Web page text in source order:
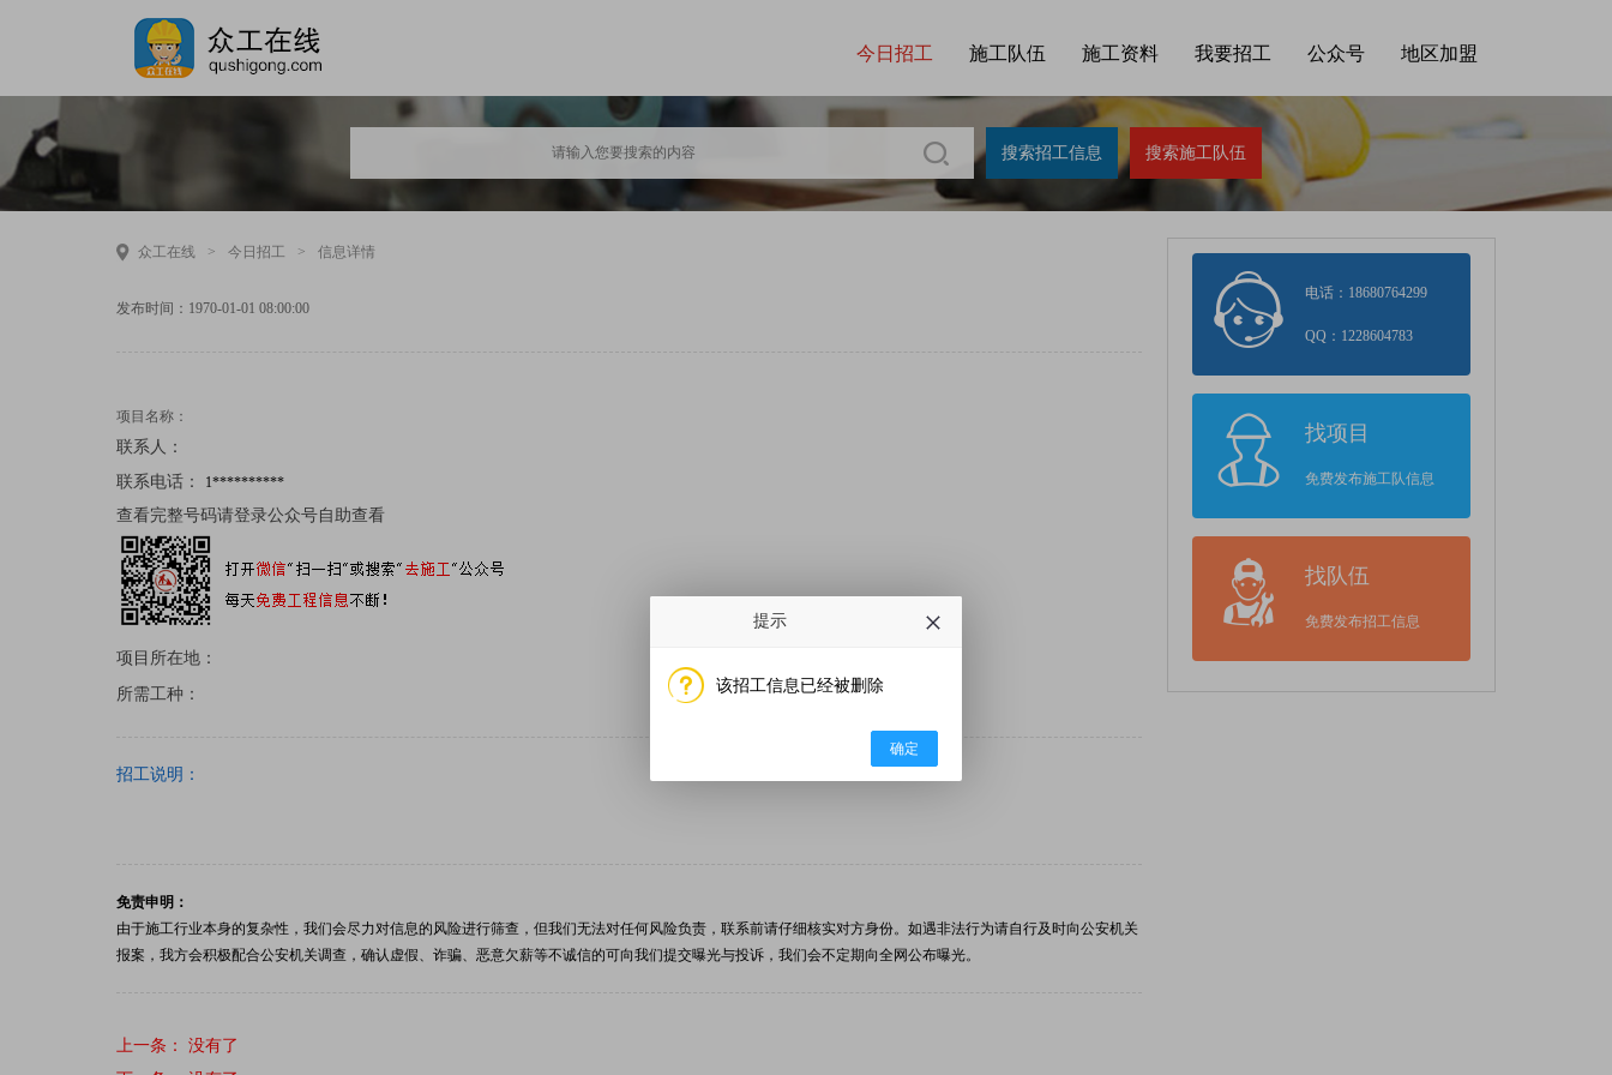
今日招工 施工队伍 施工资料 我要招工 公众号 地区加盟
众工在线 > 今日招工 > 信息详情
发布时间：1970-01-01 08:00:00
项目名称：
联系人：
联系电话：
1**********
查看完整号码请登录公众号自助查看
项目所在地：
所需工种：
招工说明：
免责申明：
由于施工行业本身的复杂性，我们会尽力对信息的风险进行筛查，但我们无法对任何风险负责，联系前请仔细核实对方身份。如遇非法行为请自行及时向公安机关
报案，我方会积极配合公安机关调查，确认虚假、诈骗、恶意欠薪等不诚信的可向我们提交曝光与投诉，我们会不定期向全网公布曝光。
上一条： 没有了
电话：18680764299
QQ：1228604783
找项目
免费发布施工队信息
找队伍
免费发布招工信息
提示
该招工信息已经被删除
确定